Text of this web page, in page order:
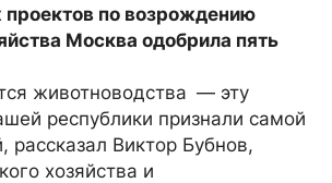
проектов по возрождению
Москва одобрила пять
животноводства — эту
республики признали самой
рассказал Виктор Бубнов,
хозяйства и